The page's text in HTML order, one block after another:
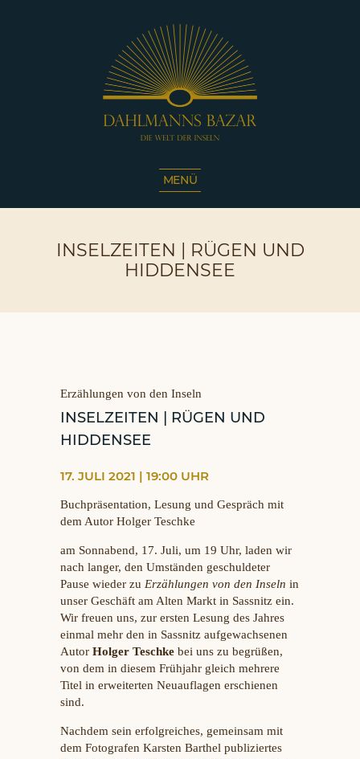
Die
der
Inseln
MENÜ
INSELZEITEN | RÜGEN UND
HIDDENSEE
Erzählungen von den Inseln
INSELZEITEN | RÜGEN UND
HIDDENSEE
17. JULI 2021 | 19:00 UHR
Buchpräsentation, Lesung und Gespräch mit
dem Autor Holger Teschke
am Sonnabend, 17. Juli, um 19 Uhr, laden wir
nach langer, den Umständen geschuldeter
Pause wieder zu Erzählungen von den Inseln in
unser Geschäft am Alten Markt in Sassnitz ein.
Wir freuen uns, zur ersten Lesung des Jahres
einmal mehr den in Sassnitz aufgewachsenen
Autor Holger Teschkebei uns zu begrüßen,
von dem in diesem Frühjahr gleich mehrere
Titel in erweiterten Neuauflagen erschienen
sind.
Nachdem sein erfolgreiches, gemeinsam mit
dem Fotografen Karsten Barthel publiziertes